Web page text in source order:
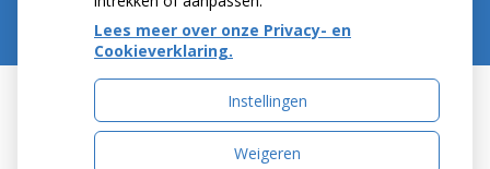
Uw Zorg Online|Beheer
Lees meer over onze Privacy- en
Cookieverklaring.
Instellingen
Weigeren